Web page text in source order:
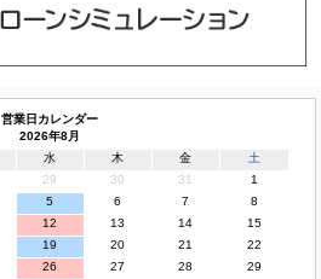
営業日カレンダー
2026年8月
水 木 金
土
29 30 31
1
5 6 7
8
12 13 14
15
19 20 21
22
26 27 28
29